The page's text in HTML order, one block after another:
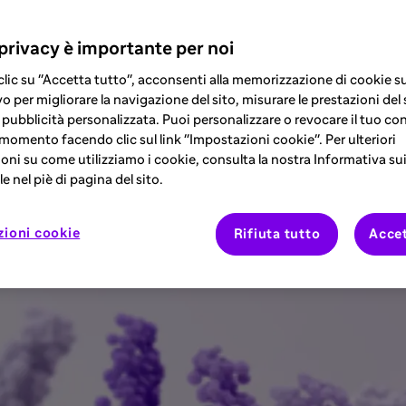
l'ospite
gestione della malattia cronica del
morbilità associate e migliorare la
è importante per noi
su "Accetta tutto", acconsenti alla memorizzazione di cookie
per migliorare la navigazione del sito, misurare le prestazioni del
personalizzata. Puoi personalizzare o revocare il tuo
facendo clic sul link "Impostazioni cookie". Per ulteriori
su come utilizziamo i cookie, consulta la nostra Informativa
nel piè di pagina del sito.
cookie Rifiuta tutto